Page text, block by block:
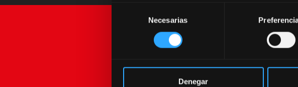
Selección
consentimiento
Necesarias
Denegar